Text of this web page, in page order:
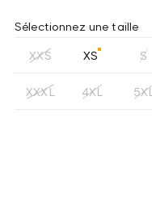
Sélectionnez une taille
XXS XS S
XXXL 4XL 5XL